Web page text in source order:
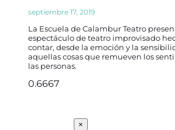
septiembre 17, 2019
La Escuela de Calambur Teatro
espectáculo de teatro improvisado
contar, desde la emoción y la
aquellas cosas que remueven los
las personas.
×